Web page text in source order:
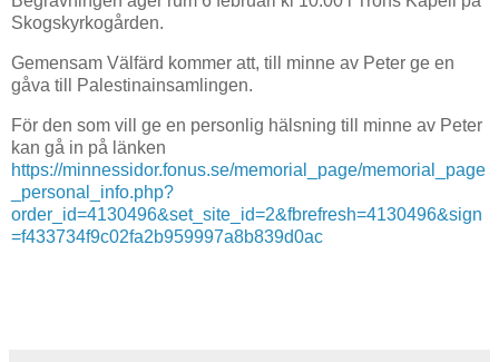
Skogskyrkogården.
Gemensam Välfärd kommer att, till minne av Peter ge en
gåva till Palestinainsamlingen.
För den som vill ge en personlig hälsning till minne av Peter
kan gå in på länken
https://minnessidor.fonus.se/memorial_page/memorial_page
_personal_info.php?
order_id=4130496&set_site_id=2&fbrefresh=4130496&sign
=f433734f9c02fa2b959997a8b839d0ac